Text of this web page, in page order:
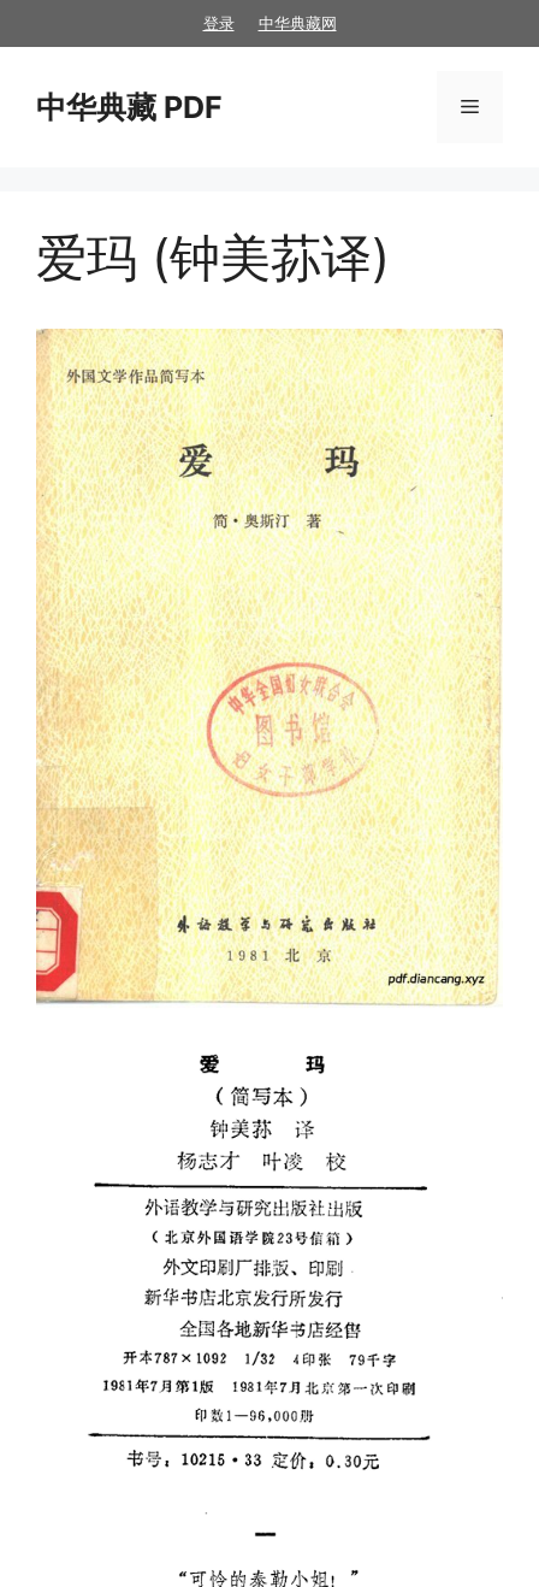
至
登录 中华典藏网
中华典藏 PDF 菜
爱玛 (钟美荪译)